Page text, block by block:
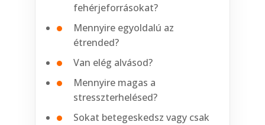
fehérjeforrásokat?
Mennyire egyoldalú az
étrended?
Van elég alvásod?
Mennyire magas a
stresszterhelésed?
Sokat betegeskedsz vagy csak